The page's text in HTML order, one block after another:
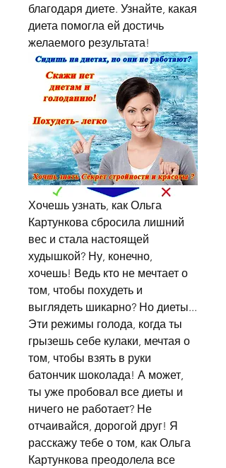
благодаря диете. Узнайте, какая
диета помогла ей достичь
желаемого результата!
Хочешь узнать, как Ольга
Картункова сбросила лишний
вес и стала настоящей
худышкой? Ну, конечно,
хочешь! Ведь кто не мечтает о
том, чтобы похудеть и
выглядеть шикарно? Но диеты...
Эти режимы голода, когда ты
грызешь себе кулаки, мечтая о
том, чтобы взять в руки
батончик шоколада! А может,
ты уже пробовал все диеты и
ничего не работает? Не
отчаивайся, дорогой друг! Я
расскажу тебе о том, как Ольга
Картункова преодолела все